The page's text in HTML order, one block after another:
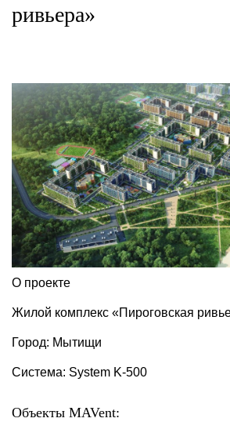
ривьера»
О проекте
Жилой комплекс «Пироговская
Город: Мытищи
Система: System K-500
Объекты MAVent: